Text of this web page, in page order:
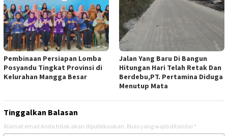
Pembinaan Persiapan Lomba
Posyandu Tingkat Provinsi di
Kelurahan Mangga Besar
Jalan Yang Baru Di Bangun
Hitungan Hari Telah Retak Dan
Berdebu,PT. Pertamina Diduga
Menutup Mata
Tinggalkan Balasan
Alamat email Anda tidak akan dipublikasikan. Ruas yang wajib ditandai *